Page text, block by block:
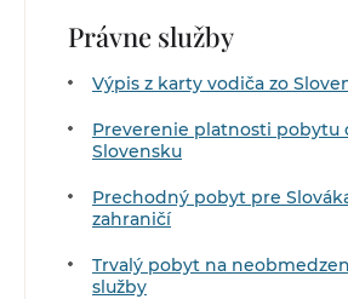
Právne služby
Výpis z karty vodiča zo
Preverenie platnosti pobytu
Slovensku
Prechodný pobyt pre
zahraničí
Trvalý pobyt na
služby